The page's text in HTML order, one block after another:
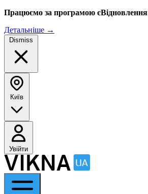
Працюємо за програмою єВідновлення
Детальніше →
Dismiss
Київ
Увійти